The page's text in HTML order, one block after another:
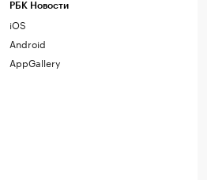
РБК Новости
iOS
Android
AppGallery